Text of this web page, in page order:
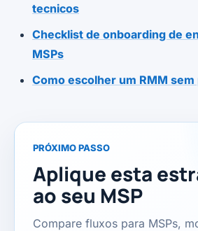
tecnicos
Checklist de onboarding de
MSPs
Como escolher um RMM sem
PRÓXIMO PASSO
Aplique esta
ao seu MSP
Compare fluxos para MSPs,